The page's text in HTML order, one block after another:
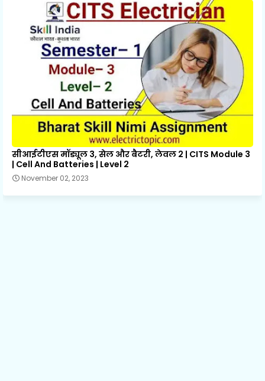
सीआईटीएस मॉड्यूल 3, सेल और बैटरी, लेवल 2 | CITS Module 3
| Cell And Batteries | Level 2
November 02, 2023